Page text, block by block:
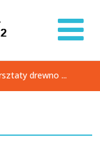
drewno ...